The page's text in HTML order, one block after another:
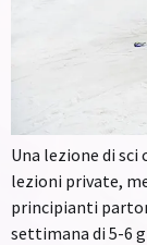
Una lezione di sci
lezioni private,
principianti
settimana di 5-6